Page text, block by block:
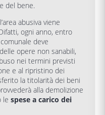
del bene.
abusiva viene
ogni anno, entro
deve
opere non sanabili,
nei termini previsti
e al ripristino dei
la titolarità dei beni
alla demolizione
le spese a carico dei